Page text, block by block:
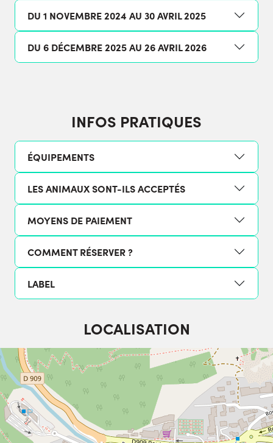
DU 1 NOVEMBRE 2024 AU 30 AVRIL 2025
DU 6 DÉCEMBRE 2025 AU 26 AVRIL 2026
INFOS PRATIQUES
ÉQUIPEMENTS
LES ANIMAUX SONT-ILS ACCEPTÉS
MOYENS DE PAIEMENT
COMMENT RÉSERVER ?
LABEL
LOCALISATION